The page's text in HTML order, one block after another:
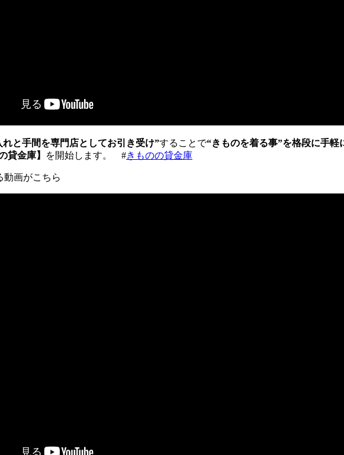
と手間を専門店としてお引き受け”することで“きものを着る事”を格段に手
貸金庫】
を開始します。 #きものの貸金庫
動画がこちら